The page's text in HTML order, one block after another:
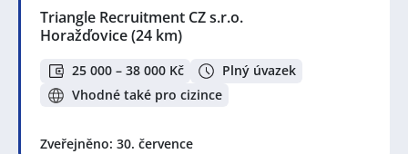
Triangle Recruitment CZ s.r.o.
Horažďovice(24 km)
25 000 – 38 000 Kč
Plný úvazek
Vhodné také pro cizince
Zveřejněno: 30. července